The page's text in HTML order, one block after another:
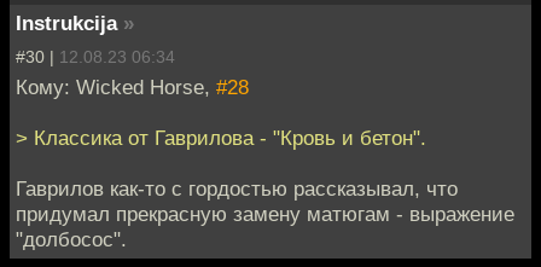
Instrukcija »
#30 | 12.08.23 06:34
Кому: Wicked Horse, #28
> Классика от Гаврилова - "Кровь и бетон".
Гаврилов как-то с гордостью рассказывал, что
придумал прекрасную замену матюгам - выражение
"долбосос".